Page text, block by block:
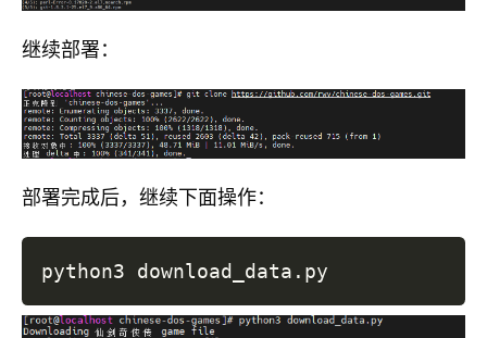
继续部署：
部署完成后，继续下面操作：